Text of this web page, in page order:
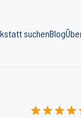
suchenBlog